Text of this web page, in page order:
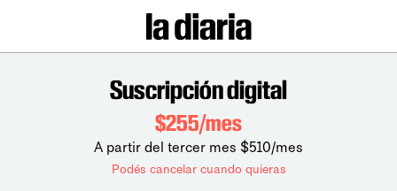
Suscripción digital
$255/mes
A partir del tercer mes $510/mes
Podés cancelar cuando quieras